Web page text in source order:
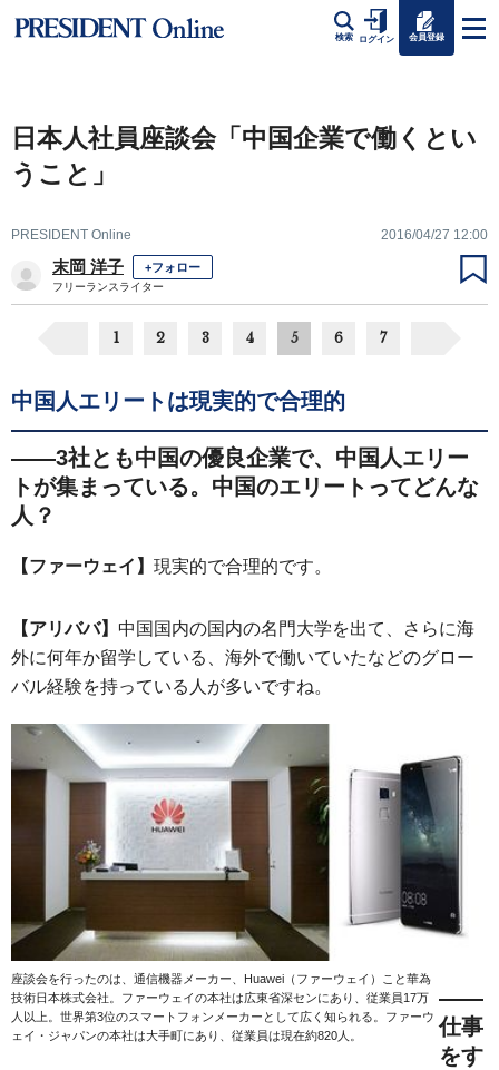
検索 ログイン 会員登録
日本人社員座談会「中国企業で働くとい
うこと」
PRESIDENT Online 2016/04/27 12:00
末岡 洋子 +フォロー
フリーランスライター
1 2 3 4 5 6 7
中国人エリートは現実的で合理的
――3社とも中国の優良企業で、中国人エリー
トが集まっている。中国のエリートってどんな
人？
【ファーウェイ】 現実的で合理的です。
【アリババ】 中国国内の国内の名門大学を出て、さらに海
外に何年か留学している、海外で働いていたなどのグロー
バル経験を持っている人が多いですね。
座談会を行ったのは、通信機器メーカー、Huawei（ファーウェイ）こと華為
技術日本株式会社。ファーウェイの本社は広東省深センにあり、従業員17万
人以上。世界第3位のスマートフォンメーカーとして広く知られる。ファーウ
ェイ・ジャパンの本社は大手町にあり、従業員は現在約820人。
――
仕事
をす